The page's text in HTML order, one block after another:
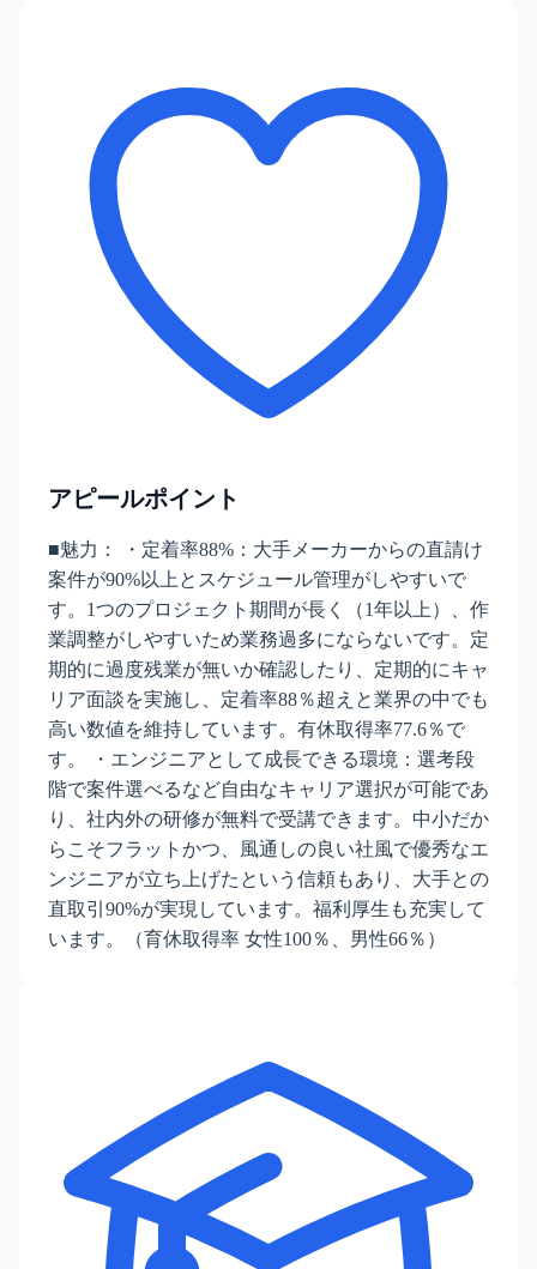
アピールポイント
■魅力： ・定着率88%：大手メーカーからの直請け
案件が90%以上とスケジュール管理がしやすいで
す。1つのプロジェクト期間が長く（1年以上）、作
業調整がしやすいため業務過多にならないです。定
期的に過度残業が無いか確認したり、定期的にキャ
リア面談を実施し、定着率88％超えと業界の中でも
高い数値を維持しています。有休取得率77.6％で
す。 ・エンジニアとして成長できる環境：選考段
階で案件選べるなど自由なキャリア選択が可能であ
り、社内外の研修が無料で受講できます。中小だか
らこそフラットかつ、風通しの良い社風で優秀なエ
ンジニアが立ち上げたという信頼もあり、大手との
直取引90%が実現しています。福利厚生も充実して
います。（育休取得率 女性100％、男性66％）